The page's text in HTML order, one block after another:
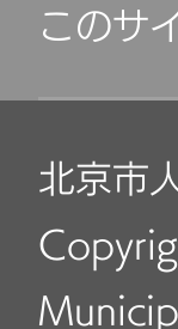
このサ
北京市